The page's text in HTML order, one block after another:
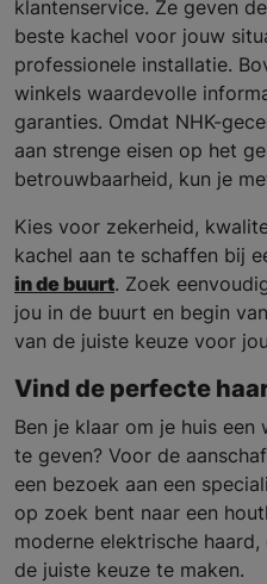
klantenservice. Ze geven
beste kachel voor jouw
professionele installatie.
winkels waardevolle
garanties. Omdat NHK-
aan strenge eisen op het
betrouwbaarheid, kun je
Kies voor zekerheid,
kachel aan te schaffen bij
in de buurt. Zoek
jou in de buurt en begin
van de juiste keuze voor
Vind de perfecte
Ben je klaar om je huis
te geven? Voor de
een bezoek aan een
op zoek bent naar een
moderne elektrische
de juiste keuze te maken.